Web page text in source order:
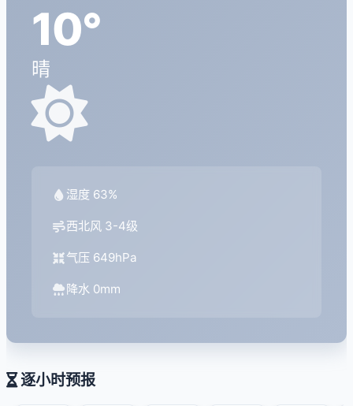
10°
晴
湿度 63%
西北风 3-4级
气压 649hPa
降水 0mm
逐小时预报